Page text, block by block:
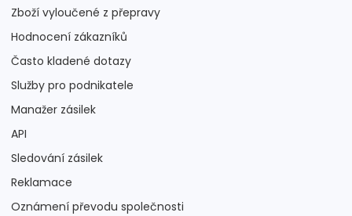
Zboží vyloučené z přepravy
Hodnocení zákazníků
Často kladené dotazy
Služby pro podnikatele
Manažer zásilek
API
Sledování zásilek
Reklamace
Oznámení převodu společnosti